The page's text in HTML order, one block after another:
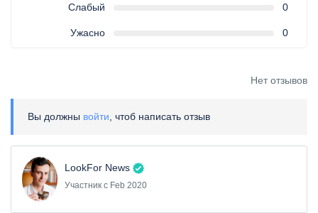
Слабый 0
Ужасно 0
Нет отзывов
Вы должны войти , чтоб написать отзыв
LookFor News
Участник с Feb 2020